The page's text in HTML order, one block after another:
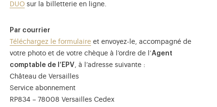
DUO sur la billetterie en ligne.
Par courrier
Téléchargez le formulaire et envoyez-le, accompagné de
votre photo et de votre chèque à l’ordre de l’Agent
comptable de l’EPV, à l’adresse suivante :
Château de Versailles
Service abonnement
RP834 – 78008 Versailles Cedex